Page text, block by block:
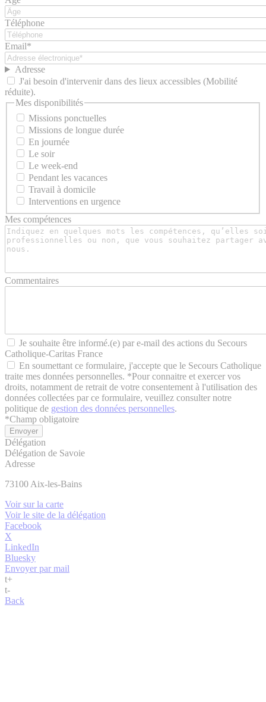
Téléphone
Email*
Adresse
J'ai besoin d'intervenir dans des lieux accessibles (Mobilité
réduite).
Mes disponibilités
Missions ponctuelles
Missions de longue durée
En journée
Le soir
Le week-end
Pendant les vacances
Travail à domicile
Interventions en urgence
Mes compétences
Commentaires
Je souhaite être informé.(e) par e-mail des actions du Secours
Catholique-Caritas France
En soumettant ce formulaire, j'accepte que le Secours Catholique
traite mes données personnelles. *Pour connaitre et exercer vos
droits, notamment de retrait de votre consentement à l'utilisation des
données collectées par ce formulaire, veuillez consulter notre
politique de gestion des données personnelles.
*Champ obligatoire
Délégation
Délégation de Savoie
Adresse
73100 Aix-les-Bains
Voir sur la carte
Voir le site de la délégation
Facebook
X
LinkedIn
Bluesky
Envoyer par mail
t+
t-
Back